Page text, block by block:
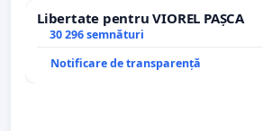
Libertate pentru VIOREL PAȘCA
30 296 semnături
Notificare de transparență